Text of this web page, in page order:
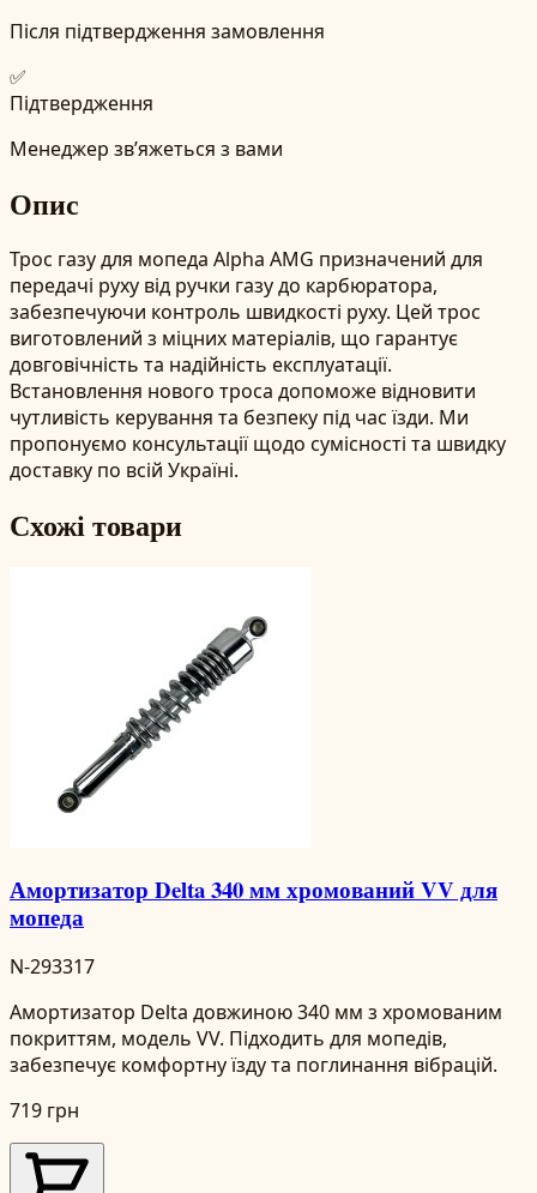
Після підтвердження замовлення
✅
Підтвердження
Менеджер зв’яжеться з вами
Опис
Трос газу для мопеда Alpha AMG призначений для
передачі руху від ручки газу до карбюратора,
забезпечуючи контроль швидкості руху. Цей трос
виготовлений з міцних матеріалів, що гарантує
довговічність та надійність експлуатації.
Встановлення нового троса допоможе відновити
чутливість керування та безпеку під час їзди. Ми
пропонуємо консультації щодо сумісності та швидку
доставку по всій Україні.
Схожі товари
Амортизатор Delta 340 мм хромований VV для
мопеда
N-293317
Амортизатор Delta довжиною 340 мм з хромованим
покриттям, модель VV. Підходить для мопедів,
забезпечує комфортну їзду та поглинання вібрацій.
719 грн